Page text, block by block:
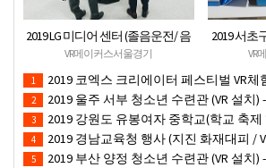
2019 LG 미디어 센터 (졸음운전/ 음
주운전 체험 행사) VR 체험 - VR 렌탈
대여 행사
VR메이커스서울경기
2019 서초
치
VR
1 2019 코엑스 크리에이터 페스티벌 VR체험 부스 (인기 VR 체
2 2019 울주 서부 청소년 수련관 (VR 설치)
3 2019 강원도 유봉여자 중학교(학교 축제 행사 / 인기 VR 컨텐
4 2019 경남교육청 행사 (지진 화재대피 / VR 체험) _
5 2019 부산 양정 청소년 수련관 (VR 설치)